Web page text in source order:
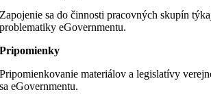
Zapojenie sa do činnosti pracovných skupín
problematiky eGovernmentu.
Pripomienky
Pripomienkovanie materiálov a legislatívy
sa eGovernmentu.